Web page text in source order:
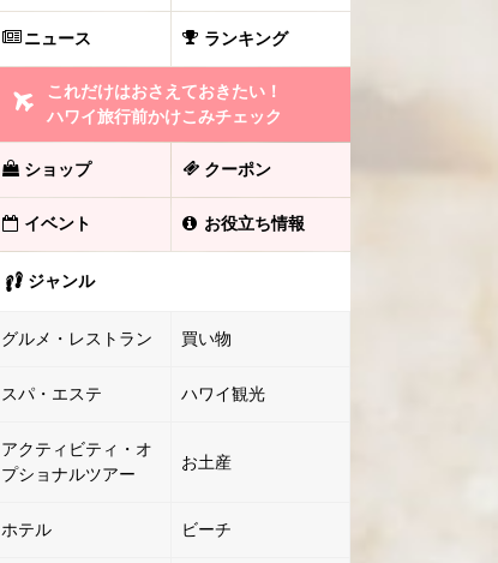
ニュース ランキング
これだけはおさえておきたい！
ハワイ旅行前かけこみチェック
ショップ クーポン
イベント お役立ち情報
ジャンル
グルメ・レストラン 買い物
スパ・エステ ハワイ観光
アクティビティ・オ
プショナルツアー
お土産
ホテル ビーチ